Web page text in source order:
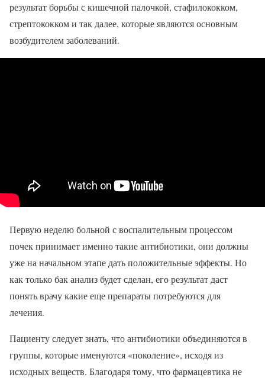
результат борьбы с кишечной палочкой, стафилококком,
стрептококком и так далее, которые являются основным
возбудителем заболеваний.
Первую неделю больной с воспалительным процессом
почек принимает именно такие антибиотики, они должны
уже на начальном этапе дать положительные эффекты. Но
как только бак анализ будет сделан, его результат даст
понять врачу какие еще препараты потребуются для
лечения.
Пациенту следует знать, что антибиотики объединяются в
группы, которые именуются «поколение», исходя из
исходных веществ. Благодаря тому, что фармацевтика не